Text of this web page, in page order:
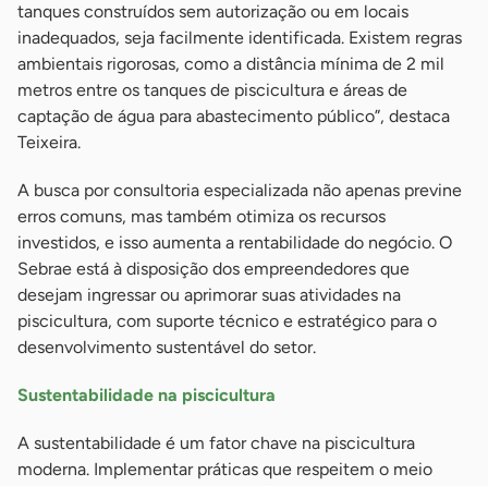
tanques construídos sem autorização ou em locais
inadequados, seja facilmente identificada. Existem regras
ambientais rigorosas, como a distância mínima de 2 mil
metros entre os tanques de piscicultura e áreas de
captação de água para abastecimento público”, destaca
Teixeira.
A busca por consultoria especializada não apenas previne
erros comuns, mas também otimiza os recursos
investidos, e isso aumenta a rentabilidade do negócio. O
Sebrae está à disposição dos empreendedores que
desejam ingressar ou aprimorar suas atividades na
piscicultura, com suporte técnico e estratégico para o
desenvolvimento sustentável do setor.
Sustentabilidade na piscicultura
A sustentabilidade é um fator chave na piscicultura
moderna. Implementar práticas que respeitem o meio